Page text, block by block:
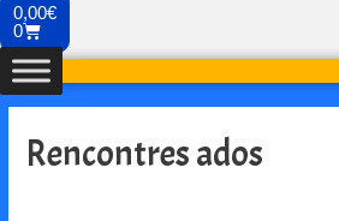
0,00€
0
Rencontres ados